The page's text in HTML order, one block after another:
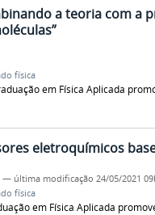
a teoria com a
física
em Física Aplicada
eletroquímicos
— última modificação 24/05/2021
física
em Física Aplicada